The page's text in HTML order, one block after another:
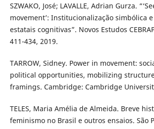
SZWAKO, José; LAVALLE, Adrian Gurza.
movement’: Institucionalização simbólica
estatais cognitivas”. Novos Estudos
411-434, 2019.
TARROW, Sidney. Power in movement:
political opportunities, mobilizing
framings. Cambridge: Cambridge
TELES, Maria Amélia de Almeida. Breve
feminismo no Brasil e outros ensaios. São